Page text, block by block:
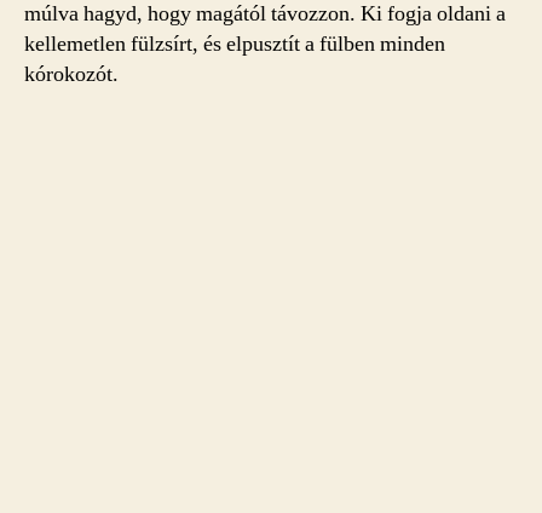
múlva hagyd, hogy magától távozzon. Ki fogja oldani a
kellemetlen fülzsírt, és elpusztít a fülben minden
kórokozót.